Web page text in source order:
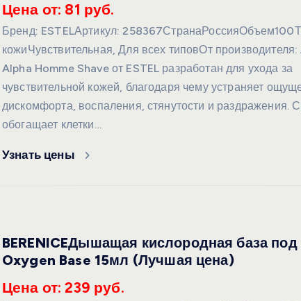
Цена от: 81 руб.
Бренд: ESTELАртикул:
кожиЧувствительная, Для всех типовОт производителя:
Alpha Homme Shave от ESTEL разработан для ухода за
чувствительной кожей, благодаря чему устраняет
дискомфорта, воспаления, стянутости и раздражения.
обогащает клетки…
Узнать цены
BERENICEДышащая кислородная база под
Oxygen Base 15мл (Лучшая цена)
Цена от: 239 руб.